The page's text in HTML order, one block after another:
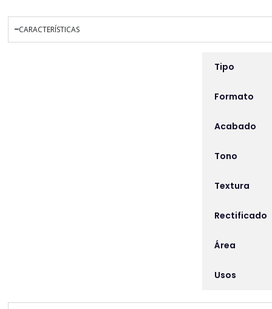
CARACTERÍSTICAS
Tipo
Formato
Acabado
Tono
Textura
Rectificado
Área
Usos